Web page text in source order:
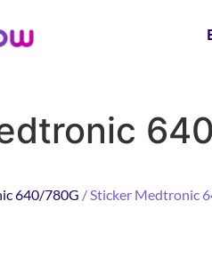
640/780G / Sticker Medtronic